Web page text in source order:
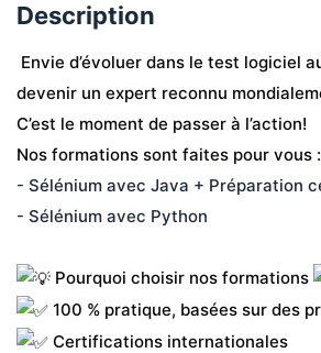
Description
Envie d’évoluer dans le test logiciel
devenir un expert reconnu
C’est le moment de passer à l’action!
Nos formations sont faites pour vous :
- Sélénium avec Java + Préparation
- Sélénium avec Python
Pourquoi choisir nos formations
100 % pratique, basées sur des
Certifications internationales